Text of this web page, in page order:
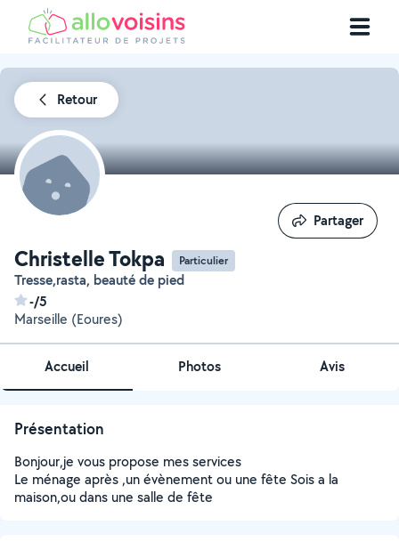
Retour
Christelle Tokpa Particulier
Tresse,rasta, beauté de pied
-/5
Marseille (Eoures)
Partager
Partager
Accueil Photos Avis
Présentation
Bonjour,je vous propose mes services
Le ménage après ,un évènement ou une fête Sois a la
maison,ou dans une salle de fête